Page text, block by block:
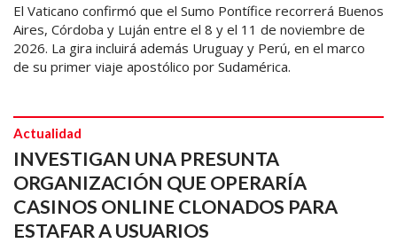
El Vaticano confirmó que el Sumo Pontífice recorrerá Buenos
Aires, Córdoba y Luján entre el 8 y el 11 de noviembre de
2026. La gira incluirá además Uruguay y Perú, en el marco
de su primer viaje apostólico por Sudamérica.
INVESTIGAN UNA PRESUNTA
ORGANIZACIÓN QUE OPERARÍA
CASINOS ONLINE CLONADOS PARA
ESTAFAR A USUARIOS
Actualidad